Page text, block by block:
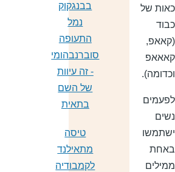
של
בבנגקוק
נמל
התעופה
סוברנבהומי
- זה עיוות
של השם
בתאית
טיסה
מתאילנד
לקמבודיה